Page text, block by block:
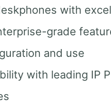
with
grade
and use
with leading IP